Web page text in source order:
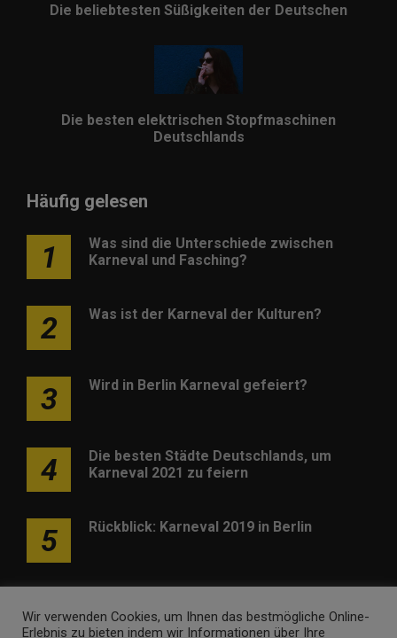
Die beliebtesten Süßigkeiten der Deutschen
Die besten elektrischen Stopfmaschinen
Deutschlands
Häufig gelesen
1
Was sind die Unterschiede zwischen
Karneval und Fasching?
2 Was ist der Karneval der Kulturen?
3 Wird in Berlin Karneval gefeiert?
4
Die besten Städte Deutschlands, um
Karneval 2021 zu feiern
5 Rückblick: Karneval 2019 in Berlin
Wir verwenden Cookies, um Ihnen das bestmögliche Online-
Erlebnis zu bieten indem wir Informationen über Ihre